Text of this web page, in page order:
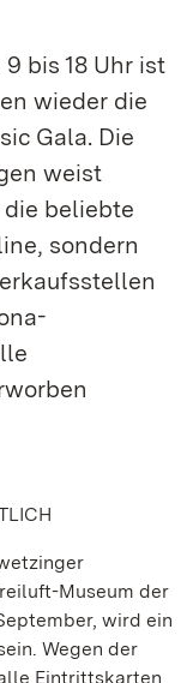
bis 18 Uhr ist
wieder die
Gala. Die
weist
beliebte
sondern
Museum der
wird ein
Wegen der
Eintrittskarten